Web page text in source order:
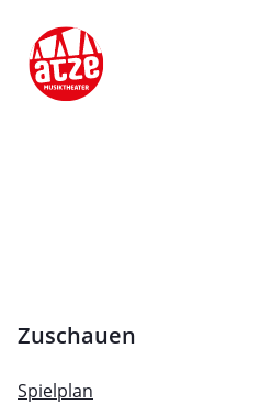
Zuschauen
Spielplan